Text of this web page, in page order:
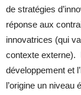
de stratégies
réponse aux
innovatrices (qui
contexte externe).
développement et
l’origine un niveau